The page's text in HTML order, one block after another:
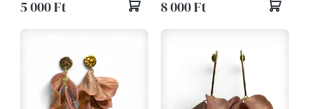
5 000 Ft 8 000 Ft